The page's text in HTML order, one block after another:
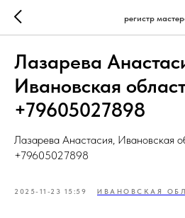
регистр
Лазарева
Ивановская
+79605027898
Лазарева Анастасия, Ивановская
+79605027898
2025-11-23 15:59 ИВАНОВСКАЯ